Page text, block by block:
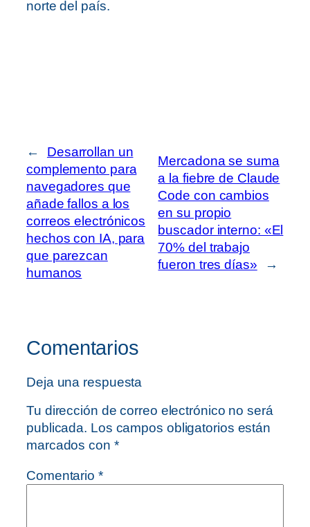
norte del país.
←
Desarrollan un
complemento para
navegadores que
añade fallos a los
correos electrónicos
hechos con IA, para
que parezcan
humanos
Mercadona se suma
a la fiebre de Claude
Code con cambios
en su propio
buscador interno: «El
70% del trabajo
fueron tres días»
→
Comentarios
Deja una respuesta
Tu dirección de correo electrónico no será
publicada. Los campos obligatorios están
marcados con *
Comentario *